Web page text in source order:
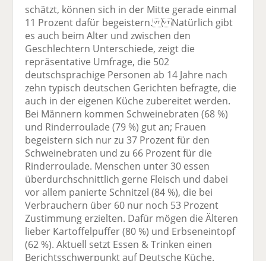
schätzt, können sich in der Mitte gerade einmal
11 Prozent dafür begeistern. Natürlich gibt
es auch beim Alter und zwischen den
Geschlechtern Unterschiede, zeigt die
repräsentative Umfrage, die 502
deutschsprachige Personen ab 14 Jahre nach
zehn typisch deutschen Gerichten befragte, die
auch in der eigenen Küche zubereitet werden.
Bei Männern kommen Schweinebraten (68 %)
und Rinderroulade (79 %) gut an; Frauen
begeistern sich nur zu 37 Prozent für den
Schweinebraten und zu 66 Prozent für die
Rinderroulade. Menschen unter 30 essen
überdurchschnittlich gerne Fleisch und dabei
vor allem panierte Schnitzel (84 %), die bei
Verbrauchern über 60 nur noch 53 Prozent
Zustimmung erzielten. Dafür mögen die Älteren
lieber Kartoffelpuffer (80 %) und Erbseneintopf
(62 %). Aktuell setzt Essen & Trinken einen
Berichtsschwerpunkt auf Deutsche Küche.